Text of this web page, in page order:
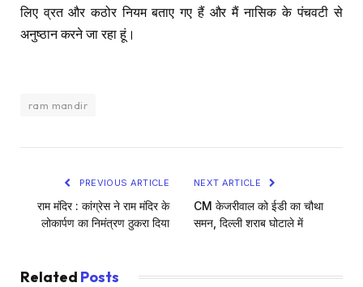
लिए व्रत और कठोर नियम बताए गए हैं और मैं नासिक के पंचवटी से
अनुष्ठान करने जा रहा हूं।
ram mandir
PREVIOUS ARTICLE
राम मंदिर : कांग्रेस ने राम मंदिर के
लोकार्पण का निमंत्रण ठुकरा दिया
NEXT ARTICLE
CM केजरीवाल को ईडी का चौथा
समन, दिल्ली शराब घोटाले में
Related Posts